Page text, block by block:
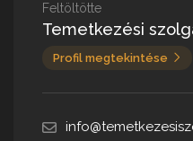
Feltöltötte
Temetkezési
Profil megtekintése